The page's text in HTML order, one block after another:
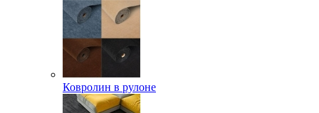
Ковролин в рулоне